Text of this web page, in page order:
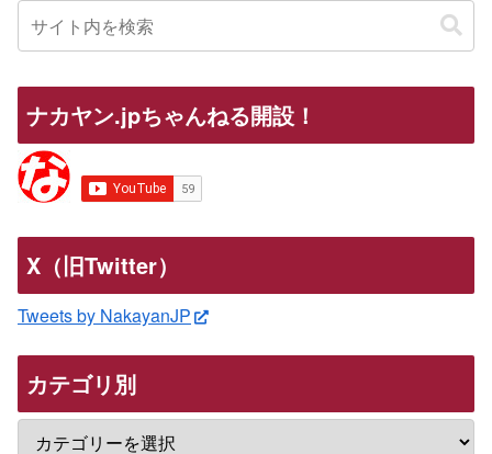
ナカヤン.jpちゃんねる開設！
X（旧Twitter）
Tweets by NakayanJP
カテゴリ別